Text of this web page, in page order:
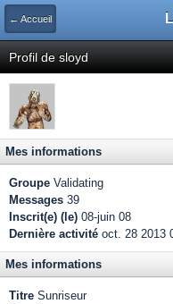
← Accueil
Profil de sloyd
Mes informations
Groupe Validating
Messages 39
Inscrit(e) (le) 08-juin 08
Dernière activité oct. 28 2013
Mes informations
Titre Sunriseur